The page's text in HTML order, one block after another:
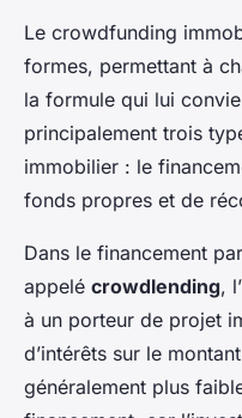
Le crowdfunding
formes, permettant à
la formule qui lui
principalement trois
immobilier : le
fonds propres et de
Dans le financement
appelé crowdlending,
à un porteur de projet
d’intérêts sur le
généralement plus